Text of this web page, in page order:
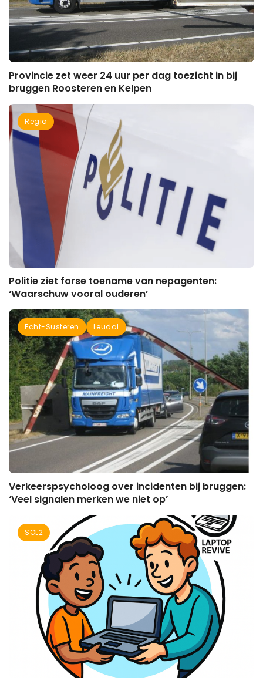
Provincie zet weer 24 uur per dag toezicht in bij
bruggen Roosteren en Kelpen
Regio
Politie ziet forse toename van nepagenten:
‘Waarschuw vooral ouderen’
Echt-Susteren Leudal
Verkeerspsycholoog over incidenten bij bruggen:
‘Veel signalen merken we niet op’
SOL2